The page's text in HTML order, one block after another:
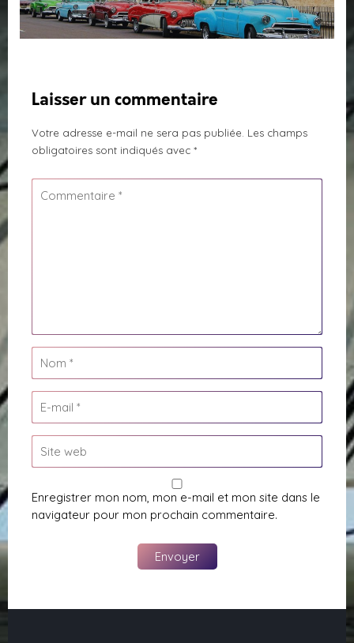
Laisser un commentaire
Votre adresse e-mail ne sera pas publiée. Les champs
obligatoires sont indiqués avec *
Enregistrer mon nom, mon e-mail et mon site dans le
navigateur pour mon prochain commentaire.